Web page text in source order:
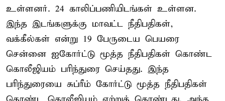
உள்ளனர். 24 காலிப்பணியிடங்கள் உள்ளன.
இந்த இடங்களுக்கு மாவட்ட நீதிபதிகள்,
வக்கீல்கள் என்று 19 பேருடைய பெயரை
சென்னை ஐகோர்ட்டு மூத்த நீதிபதிகள் கொண்ட
கொலீஜியம் பரிந்துரை செய்தது. இந்த
பரிந்துரையை சுப்ரீம் கோர்ட்டு மூத்த நீதிபதிகள்